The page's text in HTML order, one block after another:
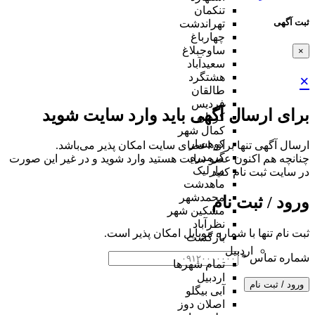
ثبت آگهی
×
×
برای ارسال آگهی باید وارد سایت شوید
ارسال آگهی تنها برای اعضای سایت امکان پذیر می‌باشد.
چنانچه هم‌ اکنون عضو سایت هستید وارد شوید و در غیر این صورت
در سایت ثبت نام کنید
ورود / ثبت نام
ثبت نام تنها با شماره موبایل امکان پذیر است.
شماره تماس*
ورود / ثبت نام
تنکمان
تهراندشت
چهارباغ
ساوجبلاغ
سعیدآباد
هشتگرد
طالقان
فردیس
کردان
کمال شهر
کوهسار
گرمدره
مارلیک
ماهدشت
محمدشهر
مشکین شهر
نظرآباد
بازگشت
اردبیل
تمام شهر‌ها
اردبیل
آبی بیگلو
اصلان دوز